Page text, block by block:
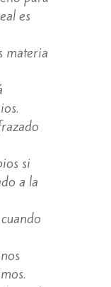
es
materia
si
a la